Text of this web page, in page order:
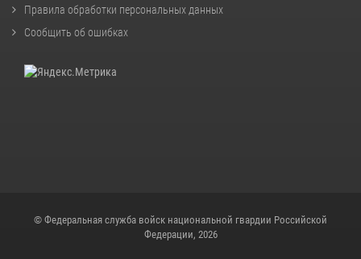
Правила обработки персональных данных
Сообщить об ошибках
© Федеральная служба войск национальной гвардии Российской
Федерации, 2026